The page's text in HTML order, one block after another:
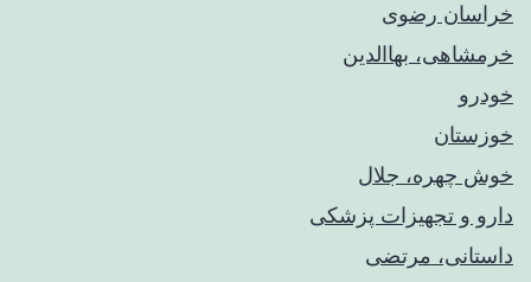
خراسان رضوی
خرمشاهی، بهاالدین
خودرو
خوزستان
خوش چهره، جلال
دارو و تجهیزات پزشکی
داستانی، مرتضی